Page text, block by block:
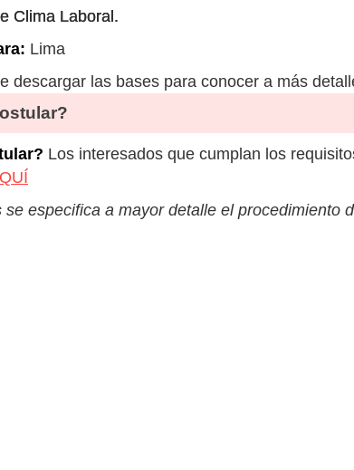
Clima Laboral.
Lima
descargar las bases para conocer a más
Los interesados que cumplan los
se especifica a mayor detalle el procedimiento